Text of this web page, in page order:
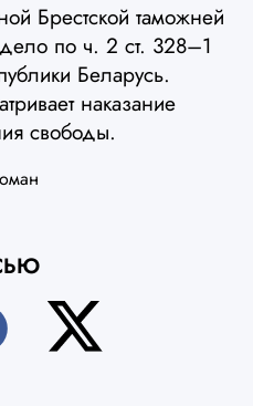
Брестской таможней
по ч. 2 ст. 328–1
Беларусь.
наказание
свободы.